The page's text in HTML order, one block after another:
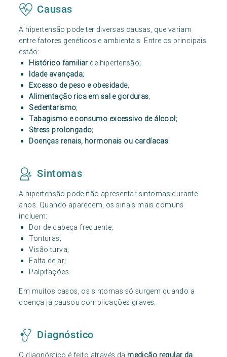
Causas
A hipertensão pode ter diversas causas, que variam
entre fatores genéticos e ambientais. Entre os principais
estão:
Histórico familiar de hipertensão;
Idade avançada;
Excesso de peso e obesidade;
Alimentação rica em sal e gorduras;
Sedentarismo;
Tabagismo e consumo excessivo de álcool;
Stress prolongado;
Doenças renais, hormonais ou cardíacas.
Sintomas
A hipertensão pode não apresentar sintomas durante
anos. Quando aparecem, os sinais mais comuns
incluem:
Dor de cabeça frequente;
Tonturas;
Visão turva;
Falta de ar;
Palpitações.
Em muitos casos, os sintomas só surgem quando a
doença já causou complicações graves.
Diagnóstico
O diagnóstico é feito através da medição regular da